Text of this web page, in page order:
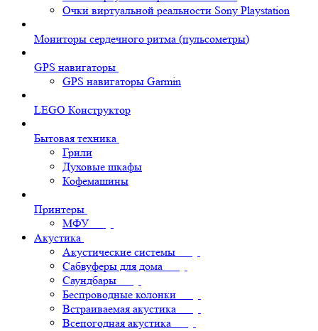
Очки виртуальной реальности Sony Playstation
Мониторы сердечного ритма (пульсометры)
GPS навигаторы
GPS навигаторы Garmin
LEGO Конструктор
Бытовая техника
Грили
Духовые шкафы
Кофемашины
Принтеры
МФУ
Акустика
Акустические системы
Сабвуферы для дома
Саундбары
Беспроводные колонки
Встраиваемая акустика
Всепогодная акустика